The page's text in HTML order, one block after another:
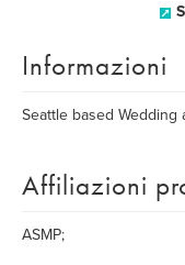
Informazioni
Seattle based
Affiliazioni
ASMP;